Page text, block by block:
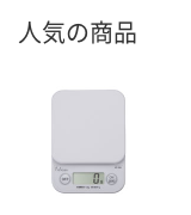
人気の商品